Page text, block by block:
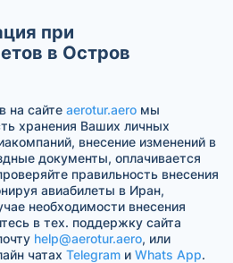
при
в Остров
на сайте aerotur.aero мы
хранения Ваших личных
внесение изменений в
документы, оплачивается
правильность внесения
авиабилеты в Иран,
необходимости внесения
в тех. поддержку сайта
help@aerotur.aero, или
чатах Telegram и Whats App.